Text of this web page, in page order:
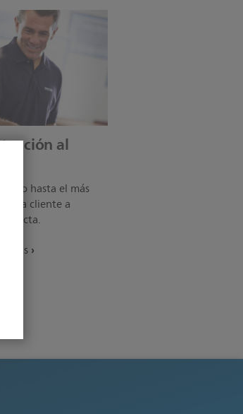
al
hasta el más
cliente a
más